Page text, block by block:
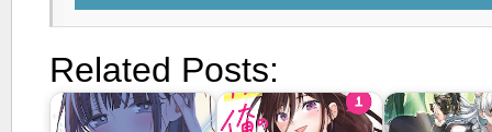
Related Posts: